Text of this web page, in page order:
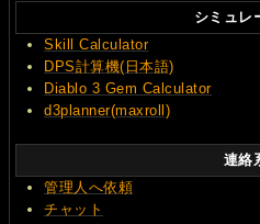
シミュレ
Skill Calculator
DPS計算機(日本語)
Diablo 3 Gem Calculator
d3planner(maxroll)
連絡
管理人へ依頼
チャット